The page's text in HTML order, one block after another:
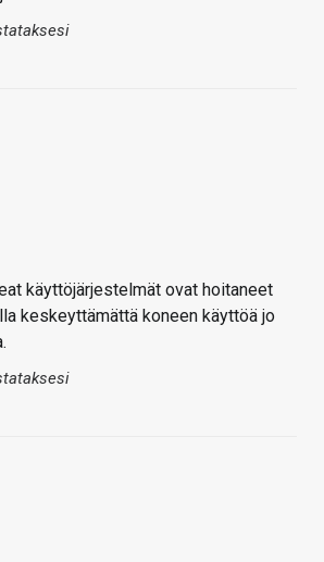
käyttöjärjestelmät ovat hoitaneet
keskeyttämättä koneen käyttöä jo